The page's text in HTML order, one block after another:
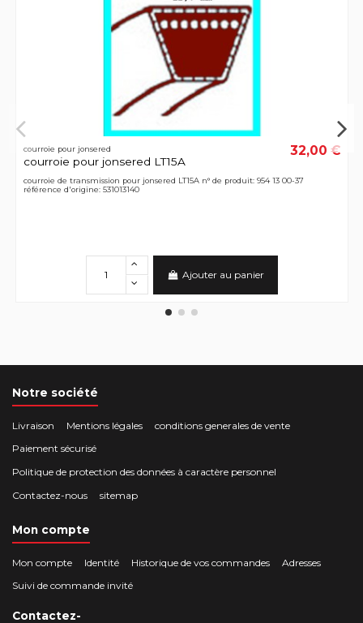
courroie pour jonsered
courroie pour jonsered LT15A
32,00 €
courroie de transmission pour jonsered LT15A n° de produit: 954 13 00-37
référence d'origine: 531013140
Ajouter au panier
Notre société
Livraison Mentions légales
conditions generales de vente
Paiement sécurisé
Politique de protection des données à caractère personnel
Contactez-nous
sitemap
Mon compte
Mon compte Identité Historique de vos commandes
Adresses
Suivi de commande invité
Contactez-